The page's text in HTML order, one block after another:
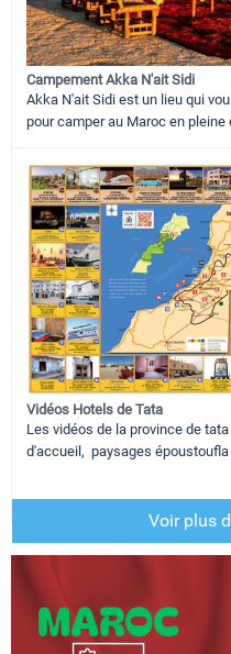
Campement Akka N'ait Sidi
Akka N'ait Sidi est un lieu qui
pour camper au Maroc en pleine
Vidéos Hotels de Tata
Les vidéos de la province de
d'accueil, paysages époustoufla
Voir plus